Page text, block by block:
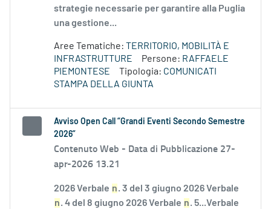
strategie necessarie per garantire alla Puglia
una gestione...
Aree Tematiche: TERRITORIO, MOBILITÀ E
INFRASTRUTTURE
Persone: RAFFAELE
PIEMONTESE
Tipologia: COMUNICATI
STAMPA DELLA GIUNTA
Avviso Open Call “Grandi Eventi Secondo Semestre
2026”
Contenuto Web - Data di Pubblicazione 27-
apr-2026 13.21
2026 Verbale n. 3 del 3 giugno 2026 Verbale
n. 4 del 8 giugno 2026 Verbale n. 5...Verbale